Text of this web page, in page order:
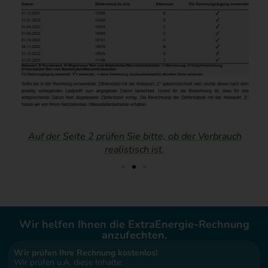
Auf der Seite 2 prüfen Sie bitte, ob der Verbrauch
realistisch ist.
Wir helfen Ihnen die ExtraEnergie-Rechnung
anzufechten.
Wir prüfen Ihre Rechnung kostenlos!
Wir prüfen u.A. diese Inhalte: